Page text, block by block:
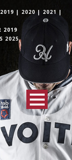
2019 | 2020 | 2021 |
2019
2025